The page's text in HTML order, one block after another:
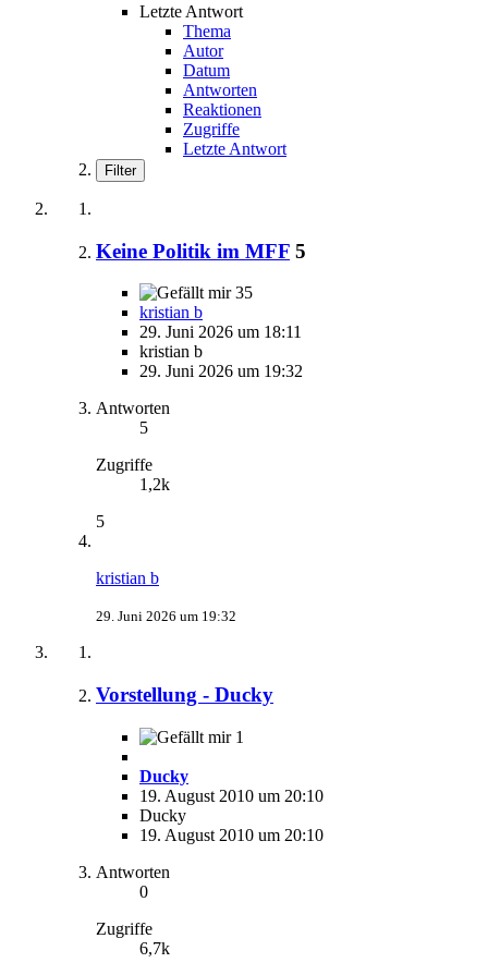
Letzte Antwort
Thema
Autor
Datum
Antworten
Reaktionen
Zugriffe
Letzte Antwort
Filter
Keine Politik im MFF 5
35
kristian b
29. Juni 2026 um 18:11
kristian b
29. Juni 2026 um 19:32
Antworten
5
Zugriffe
1,2k
5
kristian b
29. Juni 2026 um 19:32
Vorstellung - Ducky
1
Ducky
19. August 2010 um 20:10
Ducky
19. August 2010 um 20:10
Antworten
0
Zugriffe
6,7k